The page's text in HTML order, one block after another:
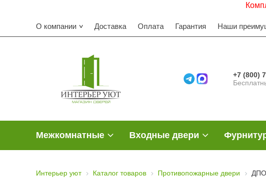
О компании Доставка Оплата Гарантия Наши
+7 (800)
Межкомнатные Входные двери
Интерьер уют Каталог товаров Противопожарные двери